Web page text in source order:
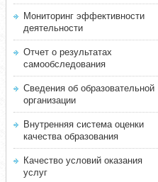
Мониторинг эффективности
деятельности
Отчет о результатах
самообследования
Сведения об образовательной
организации
Внутренняя система оценки
качества образования
Качество условий оказания
услуг